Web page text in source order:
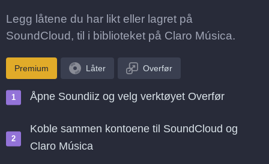
Legg låtene du har likt eller lagret på
SoundCloud, til i biblioteket på Claro Música.
Premium Låter Overfør
Åpne Soundiiz og velg verktøyet Overfør
Koble sammen kontoene til SoundCloud og
Claro Música